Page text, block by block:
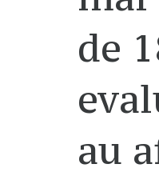
de
au